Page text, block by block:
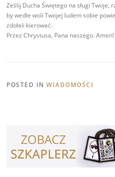
Ześlij Ducha Świętego na sługi Twoje,
by wedle woli Twojej ludem sobie
zdołali kierować.
Przez Chrystusa, Pana naszego. Amen!
POSTED INWIADOMOŚCI